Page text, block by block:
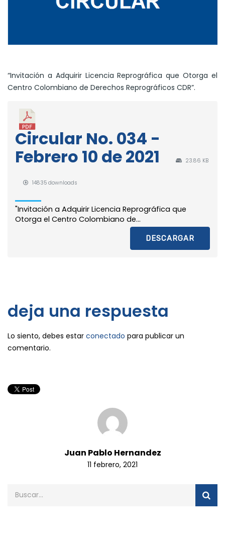
“Invitación a Adquirir Licencia Reprográfica que Otorga el
Centro Colombiano de Derechos Reprográficos CDR”.
Circular No. 034 -
Febrero 10 de 2021
23.86 KB
14835 downloads
"Invitación a Adquirir Licencia Reprográfica que
Otorga el Centro Colombiano de...
DESCARGAR
deja una respuesta
Lo siento, debes estar conectado para publicar un
comentario.
Juan Pablo Hernandez
11 febrero, 2021